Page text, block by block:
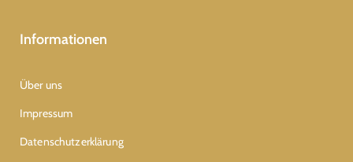
Informationen
Über uns
Impressum
Datenschutzerklärung